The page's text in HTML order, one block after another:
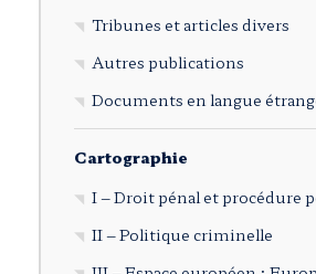
Tribunes et articles divers
Autres publications
Documents en langue
Cartographie
I – Droit pénal et procédure
II – Politique criminelle